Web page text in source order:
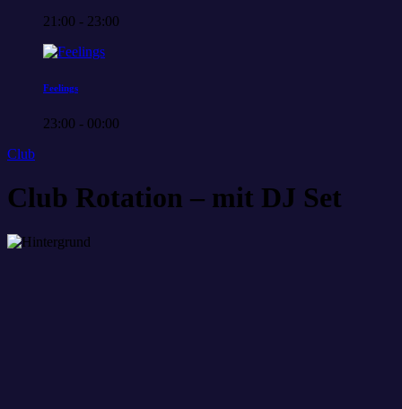
21:00 - 23:00
Feelings
23:00 - 00:00
Club
Club Rotation – mit DJ Set